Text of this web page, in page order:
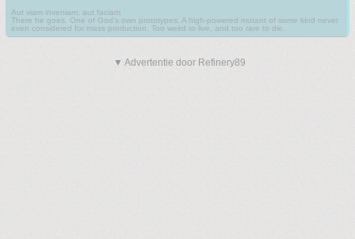
Aut viam inveniam, aut faciam
There he goes. One of God's own prototypes. A high-powered mutant of some kind never
even considered for mass production. Too weird to live, and too rare to die.
▼ Advertentie door Refinery89